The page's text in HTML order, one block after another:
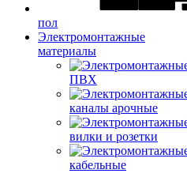
пол
Электромонтажные
материалы
ПВХ
каналы арочные
вилки и розетки
кабельные